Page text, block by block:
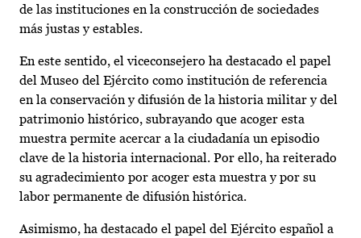
de las instituciones en la construcción de sociedades
más justas y estables.
En este sentido, el viceconsejero ha destacado el papel
del Museo del Ejército como institución de referencia
en la conservación y difusión de la historia militar y del
patrimonio histórico, subrayando que acoger esta
muestra permite acercar a la ciudadanía un episodio
clave de la historia internacional. Por ello, ha reiterado
su agradecimiento por acoger esta muestra y por su
labor permanente de difusión histórica.
Asimismo, ha destacado el papel del Ejército español a